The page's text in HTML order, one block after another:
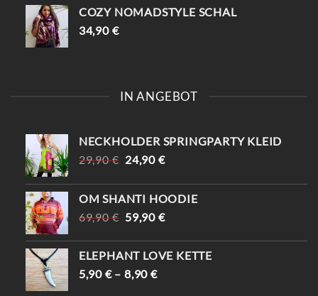
COZY NOMADSTYLE SCHAL
34,90 €
IN ANGEBOT
NECKHOLDER SPRINGPARTY KLEID
29,90€ URSPRÜNGLICHER
WAR:
29,90 €
24,90 €AKTUELLER
IST:
24,90 €.
OM SHANTI HOODIE
69,90€ URSPRÜNGLICHER
WAR:
69,90 €
59,90 €AKTUELLER
IST:
59,90 €.
ELEPHANT LOVE KETTE
5,90 €–8,90€